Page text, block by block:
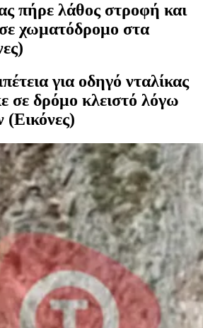
πήρε λάθος στροφή και
χωματόδρομο στα
για οδηγό νταλίκας
σε δρόμο κλειστό λόγω
(Εικόνες)